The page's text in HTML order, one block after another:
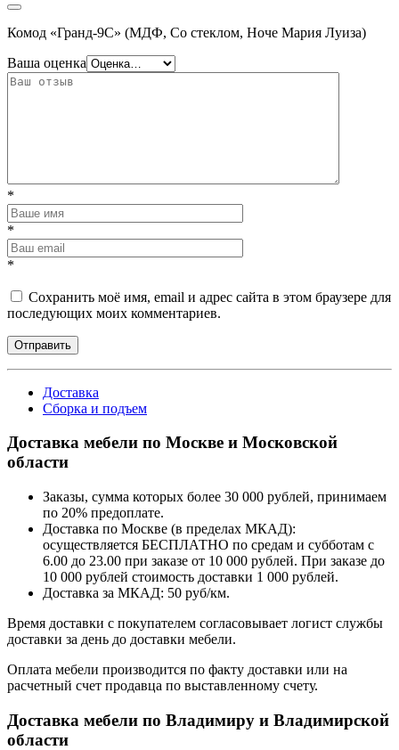
Комод «Гранд-9С» (МДФ, Со стеклом, Ноче Мария Луиза)
Ваша оценка
*
*
*
Сохранить моё имя, email и адрес сайта в этом браузере для
последующих моих комментариев.
Отправить
Доставка
Сборка и подъем
Доставка мебели по Москве и Московской
области
Заказы, сумма которых более 30 000 рублей, принимаем
по 20% предоплате.
Доставка по Москве (в пределах МКАД):
осуществляется БЕСПЛАТНО по средам и субботам с
6.00 до 23.00 при заказе от 10 000 рублей. При заказе до
10 000 рублей стоимость доставки 1 000 рублей.
Доставка за МКАД: 50 руб/км.
Время доставки с покупателем согласовывает логист службы
доставки за день до доставки мебели.
Оплата мебели производится по факту доставки или на
расчетный счет продавца по выставленному счету.
Доставка мебели по Владимиру и Владимирской
области